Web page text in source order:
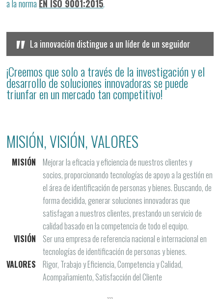
a la norma EN ISO 9001:2015.
" La innovación distingue a un líder de un seguidor
¡Creemos que solo a través de la investigación y el
desarrollo de soluciones innovadoras se puede
triunfar en un mercado tan competitivo!
MISIÓN, VISIÓN, VALORES
MISIÓN
Mejorar la eficacia y eficiencia de nuestros clientes y
socios, proporcionando tecnologías de apoyo a la gestión en
el área de identificación de personas y bienes. Buscando, de
forma decidida, generar soluciones innovadoras que
satisfagan a nuestros clientes, prestando un servicio de
calidad basado en la competencia de todo el equipo.
VISIÓN
Ser una empresa de referencia nacional e internacional en
tecnologías de identificación de personas y bienes.
VALORES
Rigor, Trabajo y Eficiencia, Competencia y Calidad,
Acompañamiento, Satisfacción del Cliente
```